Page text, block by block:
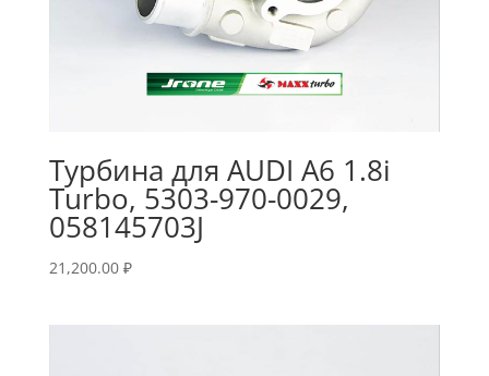
Турбина для AUDI A6 1.8i
Turbo, 5303-970-0029,
058145703J
21,200.00 ₽